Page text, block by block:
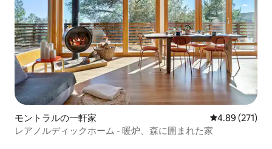
モントラルの一軒家 レビュー271
4.89 (271)
レアノルディックホーム - 暖炉、森に囲まれた家